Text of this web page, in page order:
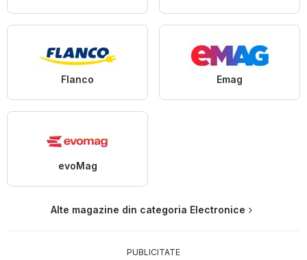
Flanco Emag
evoMag
Alte magazine din categoria Electronice
PUBLICITATE